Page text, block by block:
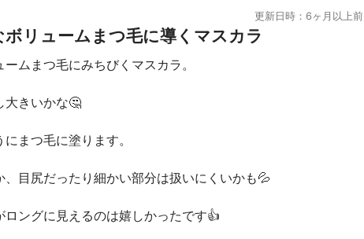
更新日時：6ヶ月以上前
リュームまつ毛に導くマスカラ
ムまつ毛にみちびくマスカラ。
大きいかな🤔
まつ毛に塗ります。
目尻だったり細かい部分は扱いにくいかも💦
ングに見えるのは嬉しかったです👍